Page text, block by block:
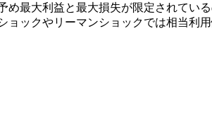
め最大利益と最大損失が限定されてい
ョックやリーマンショックでは相当利